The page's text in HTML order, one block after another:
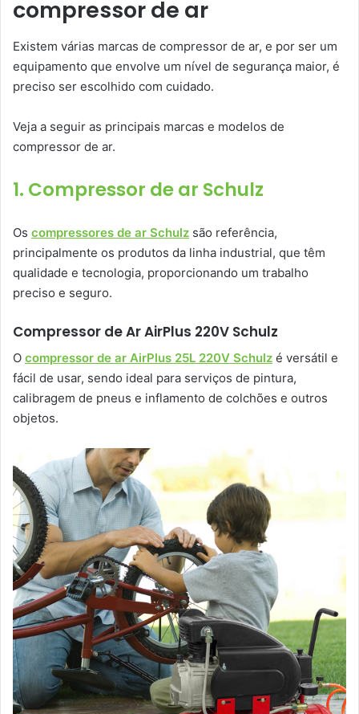
compressor de ar
Existem várias marcas de compressor de ar, e por ser um
equipamento que envolve um nível de segurança maior, é
preciso ser escolhido com cuidado.
Veja a seguir as principais marcas e modelos de
compressor de ar.
1. Compressor de ar Schulz
Os compressores de ar Schulz são referência,
principalmente os produtos da linha industrial, que têm
qualidade e tecnologia, proporcionando um trabalho
preciso e seguro.
Compressor de Ar AirPlus 220V Schulz
O compressor de ar AirPlus 25L 220V Schulz é versátil e
fácil de usar, sendo ideal para serviços de pintura,
calibragem de pneus e inflamento de colchões e outros
objetos.